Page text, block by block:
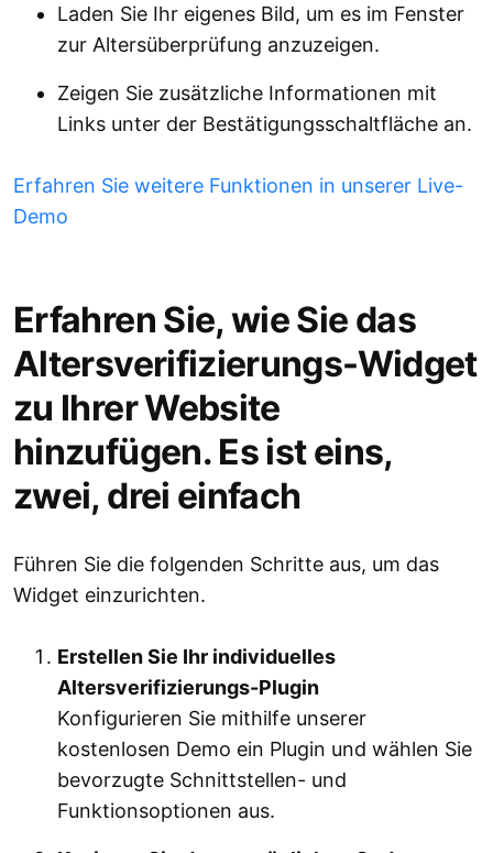
Laden Sie Ihr eigenes Bild, um es im Fenster
zur Altersüberprüfung anzuzeigen.
Zeigen Sie zusätzliche Informationen mit
Links unter der Bestätigungsschaltfläche an.
Erfahren Sie weitere Funktionen in unserer Live-
Demo
Erfahren Sie, wie Sie das
Altersverifizierungs-Widget
zu Ihrer Website
hinzufügen. Es ist eins,
zwei, drei einfach
Führen Sie die folgenden Schritte aus, um das
Widget einzurichten.
Erstellen Sie Ihr individuelles
Altersverifizierungs-Plugin
Konfigurieren Sie mithilfe unserer
kostenlosen Demo ein Plugin und wählen Sie
bevorzugte Schnittstellen- und
Funktionsoptionen aus.